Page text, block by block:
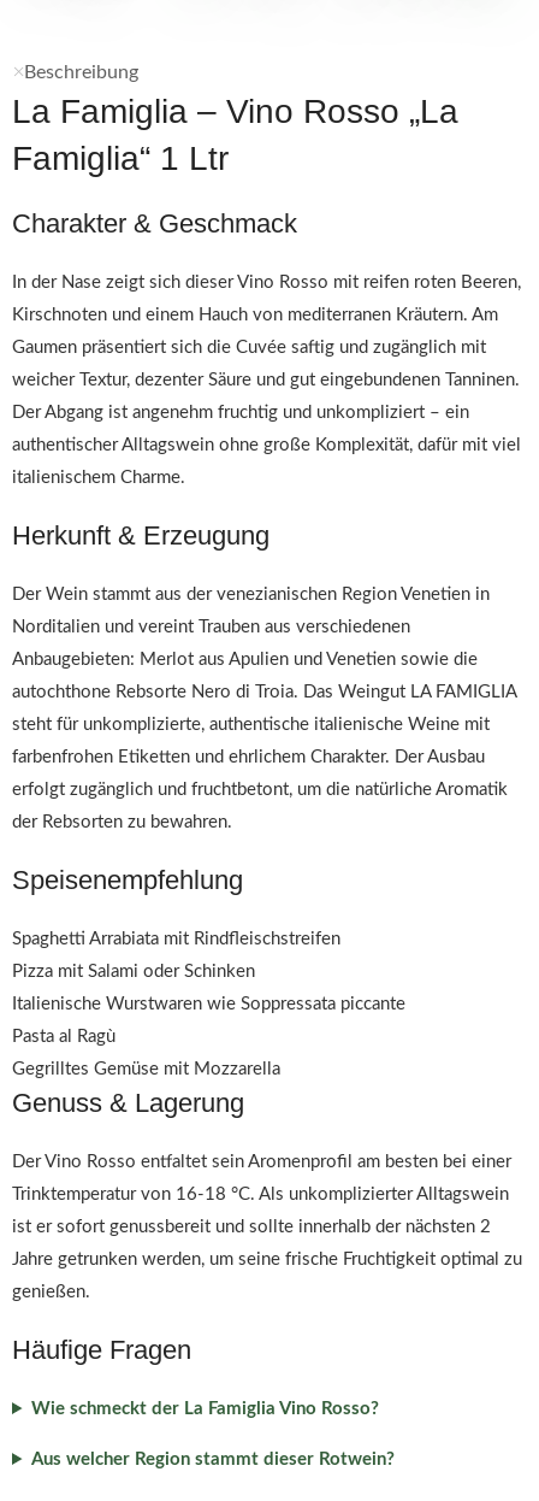
Beschreibung
La Famiglia – Vino Rosso „La
Famiglia“ 1 Ltr
Charakter & Geschmack
In der Nase zeigt sich dieser Vino Rosso mit reifen roten Beeren,
Kirschnoten und einem Hauch von mediterranen Kräutern. Am
Gaumen präsentiert sich die Cuvée saftig und zugänglich mit
weicher Textur, dezenter Säure und gut eingebundenen Tanninen.
Der Abgang ist angenehm fruchtig und unkompliziert – ein
authentischer Alltagswein ohne große Komplexität, dafür mit viel
italienischem Charme.
Herkunft & Erzeugung
Der Wein stammt aus der venezianischen Region Venetien in
Norditalien und vereint Trauben aus verschiedenen
Anbaugebieten: Merlot aus Apulien und Venetien sowie die
autochthone Rebsorte Nero di Troia. Das Weingut LA FAMIGLIA
steht für unkomplizierte, authentische italienische Weine mit
farbenfrohen Etiketten und ehrlichem Charakter. Der Ausbau
erfolgt zugänglich und fruchtbetont, um die natürliche Aromatik
der Rebsorten zu bewahren.
Speisenempfehlung
Spaghetti Arrabiata mit Rindfleischstreifen
Pizza mit Salami oder Schinken
Italienische Wurstwaren wie Soppressata piccante
Pasta al Ragù
Gegrilltes Gemüse mit Mozzarella
Genuss & Lagerung
Der Vino Rosso entfaltet sein Aromenprofil am besten bei einer
Trinktemperatur von 16-18 °C. Als unkomplizierter Alltagswein
ist er sofort genussbereit und sollte innerhalb der nächsten 2
Jahre getrunken werden, um seine frische Fruchtigkeit optimal zu
genießen.
Häufige Fragen
Wie schmeckt der La Famiglia Vino Rosso?
Aus welcher Region stammt dieser Rotwein?